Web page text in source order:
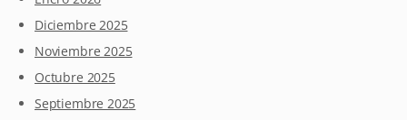
Diciembre 2025
Noviembre 2025
Octubre 2025
Septiembre 2025